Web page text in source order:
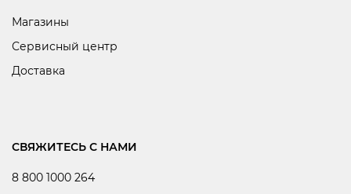
Магазины
Сервисный центр
Доставка
СВЯЖИТЕСЬ С НАМИ
8 800 1000 264